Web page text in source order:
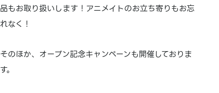
品もお取り扱いします！アニメイトのお立ち寄りもお忘
れなく！
そのほか、オープン記念キャンペーンも開催しておりま
す。